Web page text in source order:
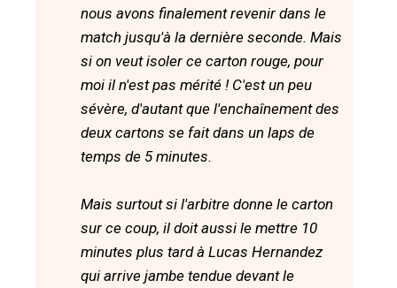
nous avons finalement revenir dans le
match jusqu'à la dernière seconde. Mais
si on veut isoler ce carton rouge, pour
moi il n'est pas mérité ! C'est un peu
sévère, d'autant que l'enchaînement des
deux cartons se fait dans un laps de
temps de 5 minutes.
Mais surtout si l'arbitre donne le carton
sur ce coup, il doit aussi le mettre 10
minutes plus tard à Lucas Hernandez
qui arrive jambe tendue devant le